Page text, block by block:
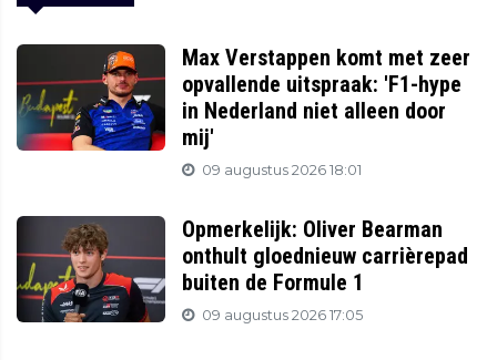
Max Verstappen komt met zeer
opvallende uitspraak: 'F1-hype
in Nederland niet alleen door
mij'
09 augustus 2026 18:01
Opmerkelijk: Oliver Bearman
onthult gloednieuw carrièrepad
buiten de Formule 1
09 augustus 2026 17:05